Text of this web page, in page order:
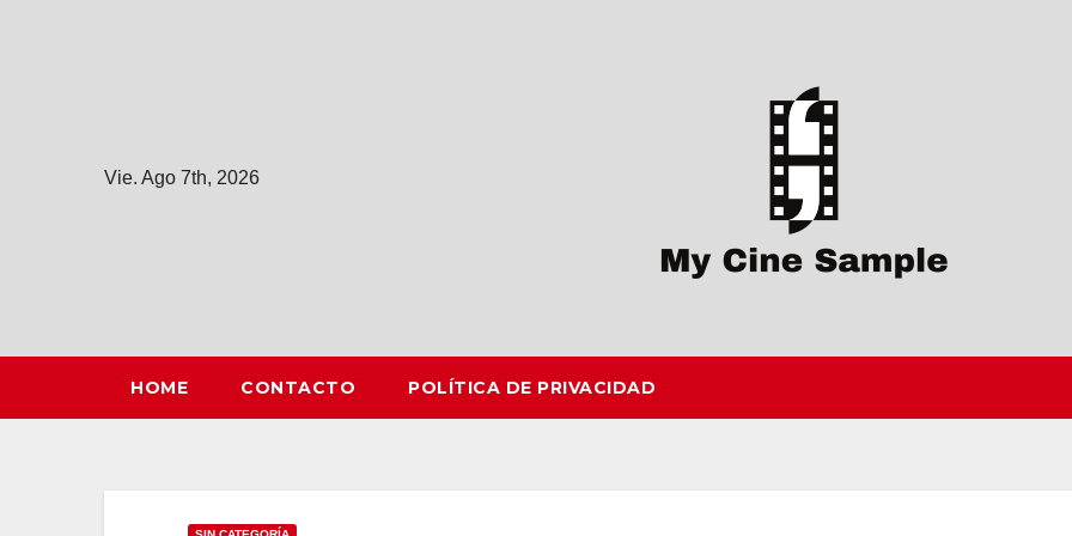
Vie. Ago 7th, 2026
HOME CONTACTO POLÍTICA DE PRIVACIDAD